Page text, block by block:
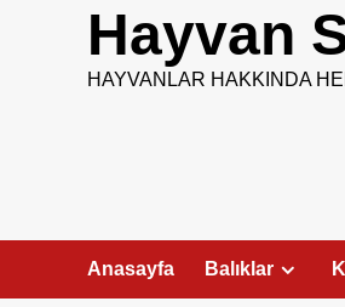
Hayvan
HAYVANLAR HAKKINDA
Anasayfa Balıklar